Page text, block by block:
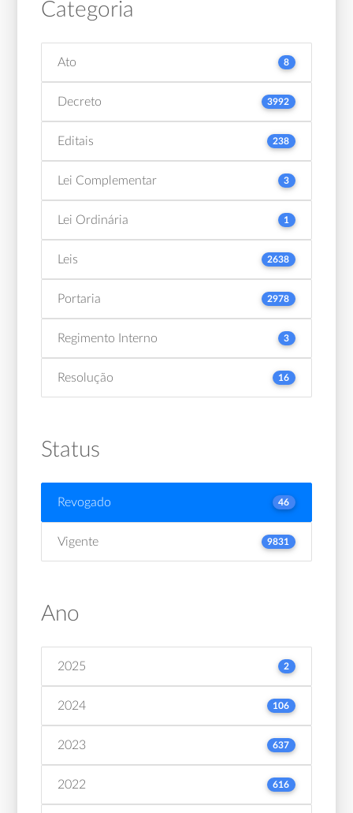
Categoria
Ato 8
Decreto 3992
Editais 238
Lei Complementar 3
Lei Ordinária 1
Leis 2638
Portaria 2978
Regimento Interno 3
Resolução 16
Status
Revogado 46
Vigente 9831
Ano
2025 2
2024 106
2023 637
2022 616